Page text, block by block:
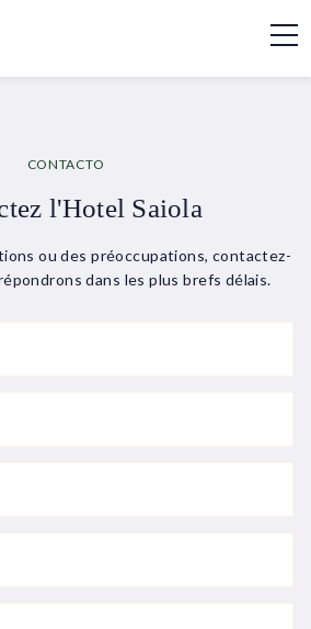
CONTACTO
l'Hotel Saiola
ou des préoccupations, contactez-
dans les plus brefs délais.